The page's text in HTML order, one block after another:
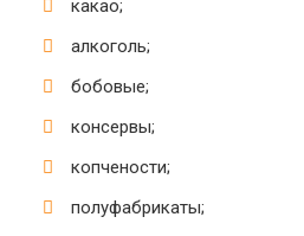
какао;
алкоголь;
бобовые;
консервы;
копчености;
полуфабрикаты;